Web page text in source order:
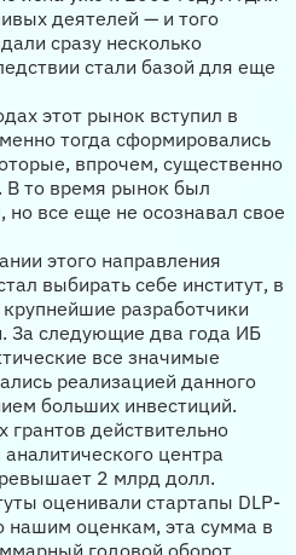
деятелей — и того
сразу несколько
стали базой для еще
этот рынок вступил в
тогда сформировались
впрочем, существенно
В то время рынок был
все еще не осознавал свое
этого направления
выбирать себе институт, в
разработчики
За следующие два года ИБ
все значимые
реализацией данного
больших инвестиций.
действительно
центра
2 млрд долл.
оценивали стартапы DLP-
нашим оценкам, эта сумма в
годовой оборот